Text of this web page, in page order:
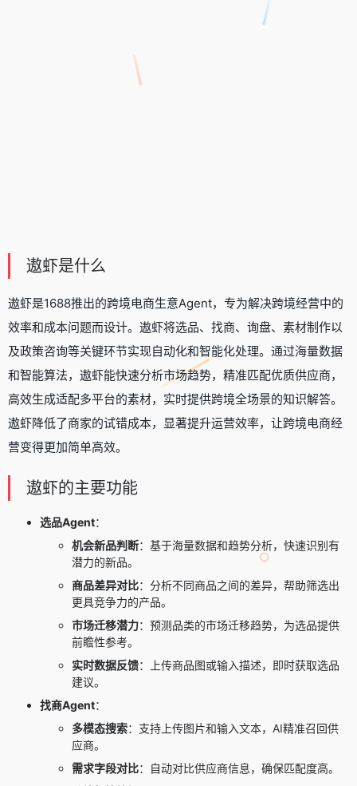
遨虾是什么
遨虾是1688推出的跨境电商生意Agent，专为解决跨境经营中的
效率和成本问题而设计。遨虾将选品、找商、询盘、素材制作以
及政策咨询等关键环节实现自动化和智能化处理。通过海量数据
和智能算法，遨虾能快速分析市场趋势，精准匹配优质供应商，
高效生成适配多平台的素材，实时提供跨境全场景的知识解答。
遨虾降低了商家的试错成本，显著提升运营效率，让跨境电商经
营变得更加简单高效。
遨虾的主要功能
选品Agent：
机会新品判断：基于海量数据和趋势分析，快速识别有
潜力的新品。
商品差异对比：分析不同商品之间的差异，帮助筛选出
更具竞争力的产品。
市场迁移潜力：预测品类的市场迁移趋势，为选品提供
前瞻性参考。
实时数据反馈：上传商品图或输入描述，即时获取选品
建议。
找商Agent：
多模态搜索：支持上传图片和输入文本，AI精准召回供
应商。
需求字段对比：自动对比供应商信息，确保匹配度高。